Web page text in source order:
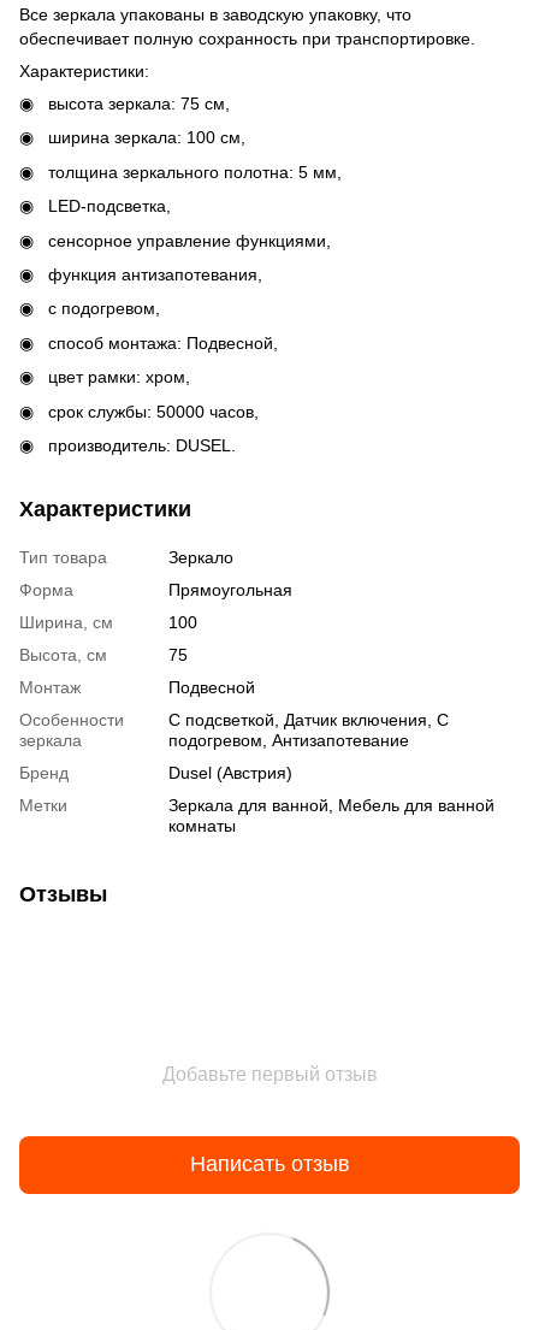
Все зеркала упакованы в заводскую упаковку, что
обеспечивает полную сохранность при транспортировке.
Характеристики:
высота зеркала: 75 см,
ширина зеркала: 100 см,
толщина зеркального полотна: 5 мм,
LED-подсветка,
сенсорное управление функциями,
функция антизапотевания,
с подогревом,
способ монтажа: Подвесной,
цвет рамки: хром,
cрок службы: 50000 часов,
производитель: DUSEL.
Характеристики
Тип товара
Зеркало
Форма
Прямоугольная
Ширина, см
100
Высота, см
75
Монтаж
Подвесной
Особенности
зеркала
С подсветкой, Датчик включения, С
подогревом, Антизапотевание
Бренд
Dusel (Австрия)
Метки
Зеркала для ванной
Мебель для ванной
комнаты
Отзывы
Добавьте первый отзыв
Написать отзыв